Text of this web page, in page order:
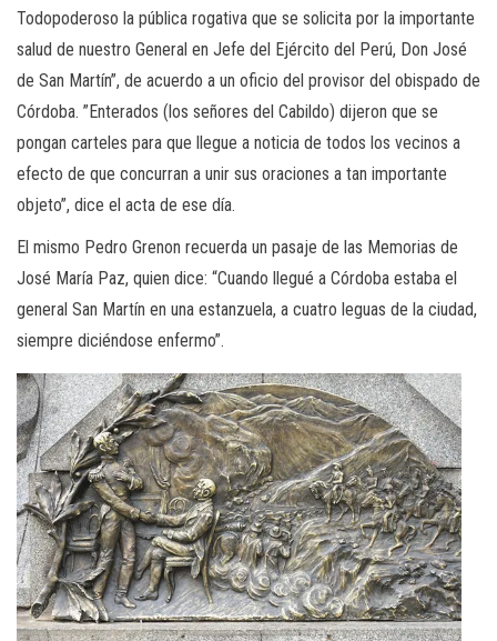
Todopoderoso la pública rogativa que se solicita por la importante
salud de nuestro General en Jefe del Ejército del Perú, Don José
de San Martín”, de acuerdo a un oficio del provisor del obispado de
Córdoba. ”Enterados (los señores del Cabildo) dijeron que se
pongan carteles para que llegue a noticia de todos los vecinos a
efecto de que concurran a unir sus oraciones a tan importante
objeto”, dice el acta de ese día.
El mismo Pedro Grenon recuerda un pasaje de las Memorias de
José María Paz, quien dice: “Cuando llegué a Córdoba estaba el
general San Martín en una estanzuela, a cuatro leguas de la ciudad,
siempre diciéndose enfermo”.